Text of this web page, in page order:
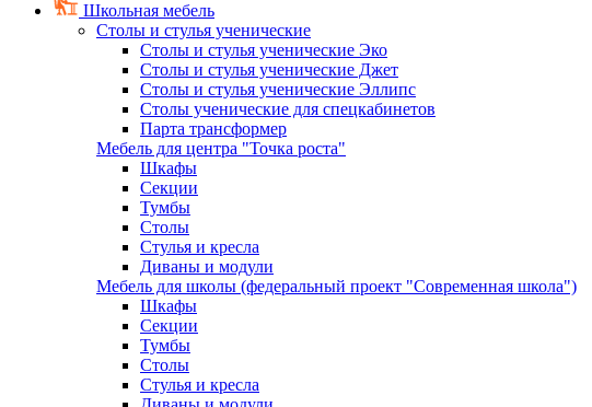
Школьная мебель
Столы и стулья ученические
Столы и стулья ученические Эко
Столы и стулья ученические Джет
Столы и стулья ученические Эллипс
Столы ученические для спецкабинетов
Парта трансформер
Мебель для центра "Точка роста"
Шкафы
Секции
Тумбы
Столы
Стулья и кресла
Диваны и модули
Мебель для школы (федеральный проект "Современная школа")
Шкафы
Секции
Тумбы
Столы
Стулья и кресла